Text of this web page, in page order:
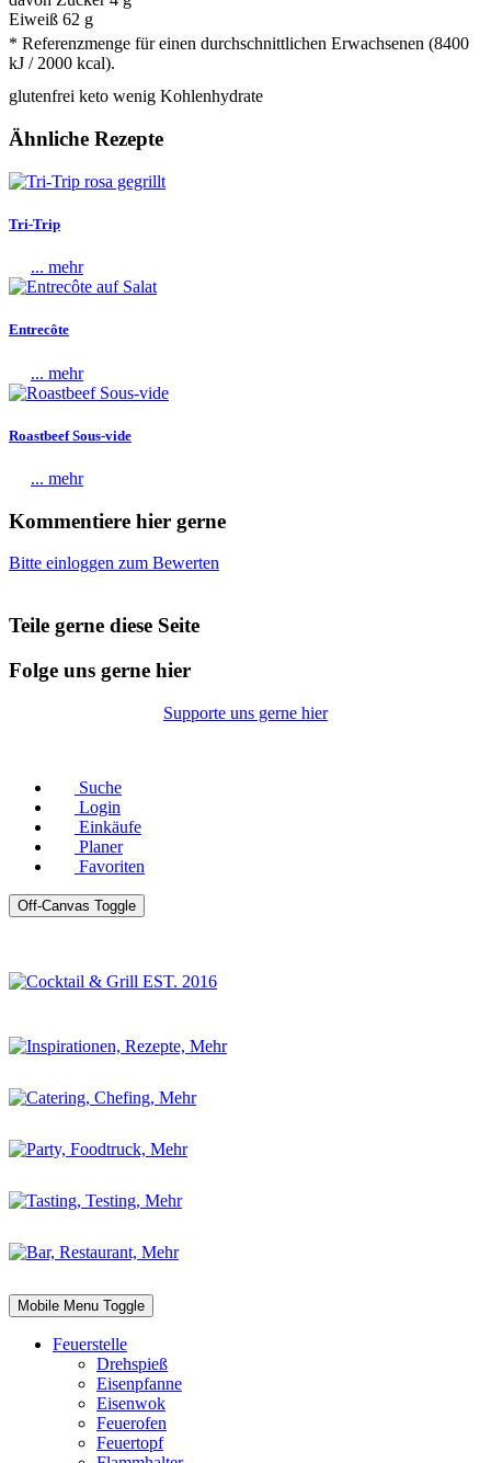
Eiweiß 62 g
* Referenzmenge für einen durchschnittlichen Erwachsenen (8400
kJ / 2000 kcal).
glutenfrei keto wenig Kohlenhydrate
Ähnliche Rezepte
Tri-Trip
... mehr
Entrecôte
... mehr
Roastbeef Sous-vide
... mehr
Kommentiere hier gerne
Bitte einloggen zum Bewerten
Teile gerne diese Seite
Folge uns gerne hier
Supporte uns gerne hier
Suche
Login
Einkäufe
Planer
Favoriten
Off-Canvas Toggle
Mobile Menu Toggle
Feuerstelle
Drehspieß
Eisenpfanne
Eisenwok
Feuerofen
Feuertopf